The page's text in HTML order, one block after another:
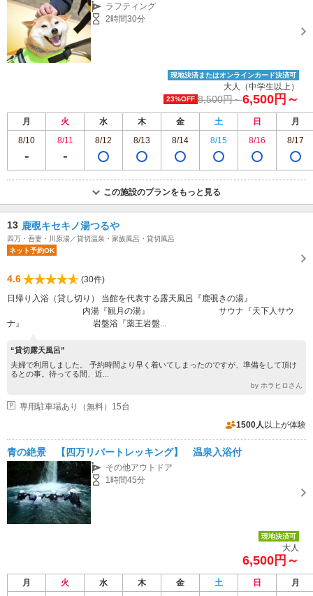
ラフティング
2時間30分
現地決済またはオンラインカード決済可
大人（中学生以上）
23%OFF 8,500円～6,500円～
月 火 水 木 金 土 日
月
8/10
8/11 8/12 8/13 8/14 8/15 8/16 8/17
この施設のプランをもっと見る
13 鹿覗キセキノ湯つるや
四万・吾妻・川原湯／貸切温泉・家族風呂・貸切風呂
ネット予約OK
4.6
(30件)
日帰り入浴（貸し切り） 当館を代表する露天風呂『鹿覗きの湯』
内湯『観月の湯』 サウナ『天下人サウ
ナ』 岩盤浴『薬王岩盤...
“貸切露天風呂”
夫婦で利用しました。 予約時間より早く着いてしまったのですが、準備をして頂け
るとの事。待ってる間、近...
by ホラヒロさん
専用駐車場あり（無料）15台
1500人 以上が体験
青の絶景 【四万リバートレッキング】 温泉入浴付
その他アウトドア
1時間45分
現地決済可
大人
6,500円～
月 火 水 木 金 土 日
月